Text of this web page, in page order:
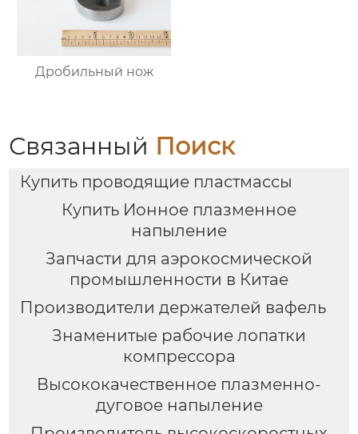
Дробильный нож
Связанный Поиск
Купить проводящие пластмассы
Купить Ионное плазменное
напыление
Запчасти для аэрокосмической
промышленности в Китае
Производители держателей вафель
Знаменитые рабочие лопатки
компрессора
Высококачественное плазменно-
дуговое напыление